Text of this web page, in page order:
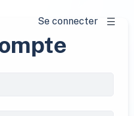
Se connecter